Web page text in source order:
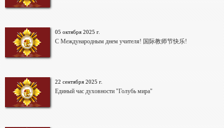
05 октября 2025 г.
С Международным днем учителя! 国际教师节快乐!
22 сентября 2025 г.
Единый час духовности "Голубь мира"